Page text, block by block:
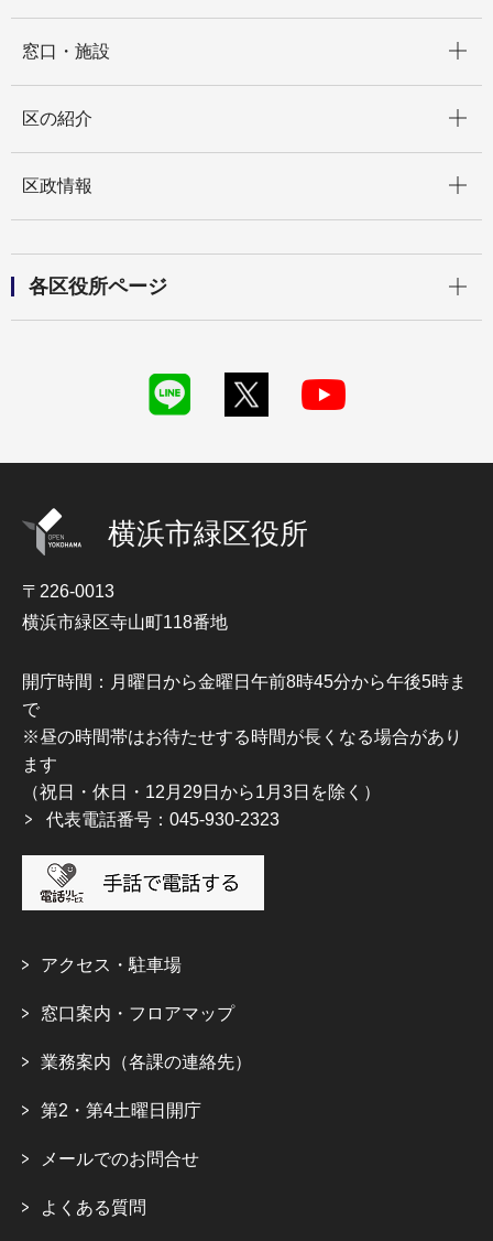
窓口・施設
区の紹介
区政情報
各区役所ページ
横浜市緑区役所
〒226-0013
横浜市緑区寺山町118番地
開庁時間：月曜日から金曜日午前8時45分から午後5時ま
で
※昼の時間帯はお待たせする時間が長くなる場合があり
ます
（祝日・休日・12月29日から1月3日を除く）
代表電話番号：045-930-2323
アクセス・駐車場
窓口案内・フロアマップ
業務案内（各課の連絡先）
第2・第4土曜日開庁
メールでのお問合せ
よくある質問